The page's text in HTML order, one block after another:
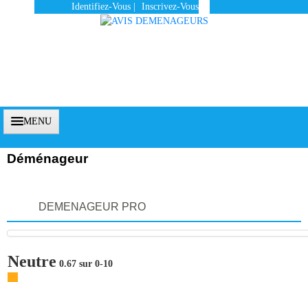
Identifiez-Vous Inscrivez-Vous
MENU
Vous Êtes Un Client
Qui Sommes-Nous ?
Déménageur
DEMENAGEUR PRO
Neutre 0.67 sur 0-10